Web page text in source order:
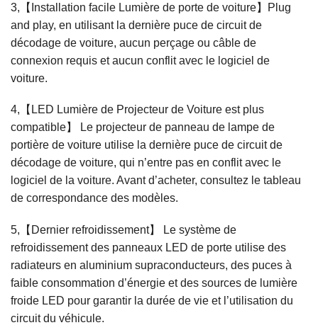
3,【Installation facile Lumière de porte de voiture】Plug
and play, en utilisant la dernière puce de circuit de
décodage de voiture, aucun perçage ou câble de
connexion requis et aucun conflit avec le logiciel de
voiture.
4,【LED Lumière de Projecteur de Voiture est plus
compatible】 Le projecteur de panneau de lampe de
portière de voiture utilise la dernière puce de circuit de
décodage de voiture, qui n’entre pas en conflit avec le
logiciel de la voiture. Avant d’acheter, consultez le tableau
de correspondance des modèles.
5,【Dernier refroidissement】 Le système de
refroidissement des panneaux LED de porte utilise des
radiateurs en aluminium supraconducteurs, des puces à
faible consommation d’énergie et des sources de lumière
froide LED pour garantir la durée de vie et l’utilisation du
circuit du véhicule.